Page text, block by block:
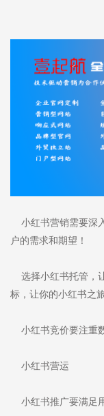
小红书营销需要深
户的需求和期望！
选择小红书托管，
标，让你的小红书之
小红书竞价要注重
小红书营运
小红书推广要满足